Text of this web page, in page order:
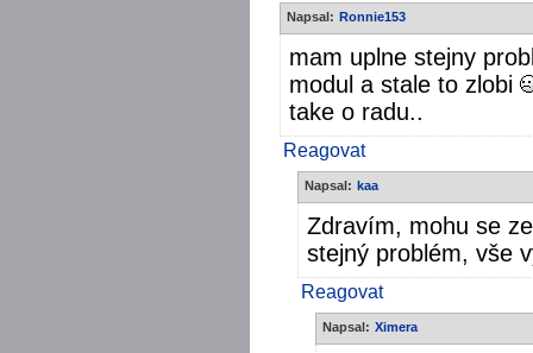
Napsal: Ronnie153
mam uplne stejny
modul a stale to zlobi
take o radu..
Reagovat
Napsal: kaa
Zdravím, mohu se
stejný problém, vše
Reagovat
Napsal: Ximera